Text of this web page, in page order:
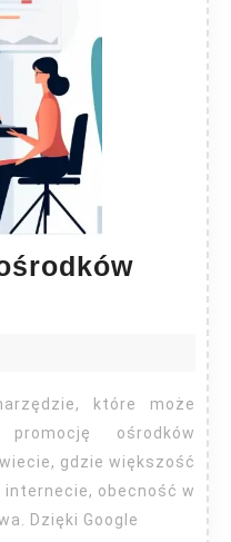
ośrodków
gdzie większość
obecność w
Dzięki Google